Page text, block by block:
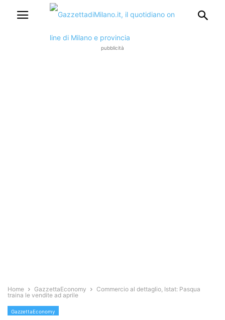
pubblicità
Home GazzettaEconomy
Commercio al dettaglio, Istat: Pasqua
traina le vendite ad aprile
GazzettaEconomy